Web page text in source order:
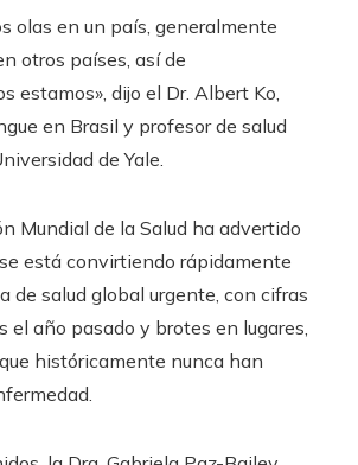
olas en un país, generalmente
otros países, así de
estamos», dijo el Dr. Albert Ko,
en Brasil y profesor de salud
de Yale.
Mundial de la Salud ha advertido
está convirtiendo rápidamente
de salud global urgente, con cifras
el año pasado y brotes en lugares,
históricamente nunca han